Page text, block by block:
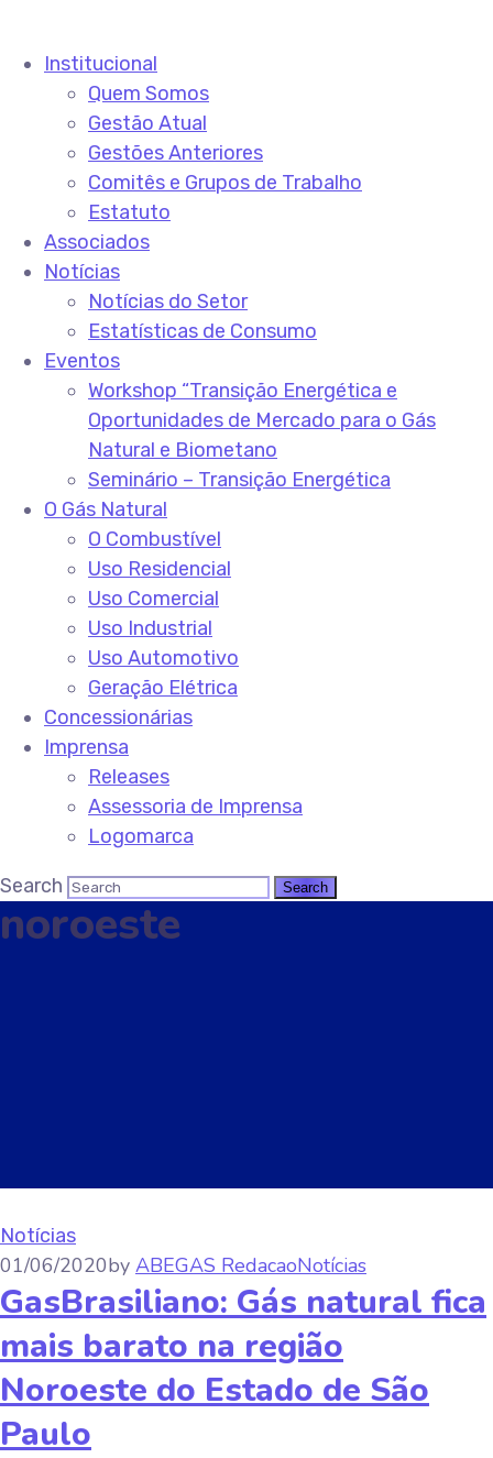
Institucional
Quem Somos
Gestão Atual
Gestões Anteriores
Comitês e Grupos de Trabalho
Estatuto
Associados
Notícias
Notícias do Setor
Estatísticas de Consumo
Eventos
Workshop “Transição Energética e
Oportunidades de Mercado para o Gás
Natural e Biometano
Seminário – Transição Energética
O Gás Natural
O Combustível
Uso Residencial
Uso Comercial
Uso Industrial
Uso Automotivo
Geração Elétrica
Concessionárias
Imprensa
Releases
Assessoria de Imprensa
Logomarca
Search
noroeste
Notícias
01/06/2020by ABEGAS RedacaoNotícias
GasBrasiliano: Gás natural fica
mais barato na região
Noroeste do Estado de São
Paulo